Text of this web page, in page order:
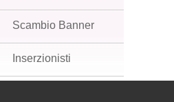
Scambio Banner
Inserzionisti